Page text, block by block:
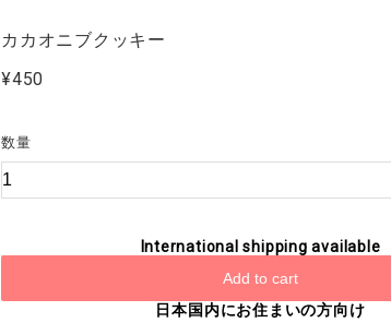
カカオニブクッキー
¥450
数量
International shipping available
Add to cart
日本国内にお住まいの方向け